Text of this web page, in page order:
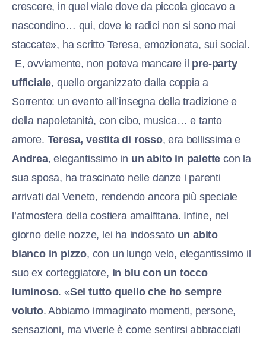
crescere, in quel viale dove da piccola giocavo a
nascondino… qui, dove le radici non si sono mai
staccate», ha scritto Teresa, emozionata, sui social.
E, ovviamente, non poteva mancare il pre-party
ufficiale, quello organizzato dalla coppia a
Sorrento: un evento all’insegna della tradizione e
della napoletanità, con cibo, musica… e tanto
amore. Teresa, vestita di rosso, era bellissima e
Andrea, elegantissimo in un abito in palette con la
sua sposa, ha trascinato nelle danze i parenti
arrivati dal Veneto, rendendo ancora più speciale
l’atmosfera della costiera amalfitana. Infine, nel
giorno delle nozze, lei ha indossato un abito
bianco in pizzo, con un lungo velo, elegantissimo il
suo ex corteggiatore, in blu con un tocco
luminoso. «Sei tutto quello che ho sempre
voluto. Abbiamo immaginato momenti, persone,
sensazioni, ma viverle è come sentirsi abbracciati